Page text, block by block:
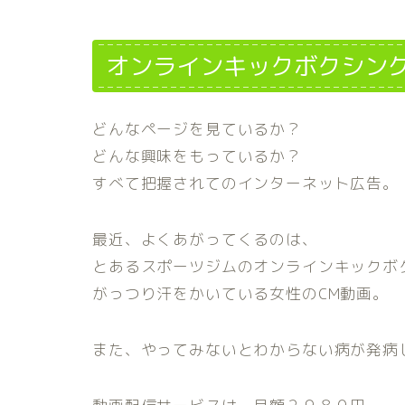
オンラインキックボクシン
どんなページを見ているか？
どんな興味をもっているか？
すべて把握されてのインターネット広告。
最近、よくあがってくるのは、
とあるスポーツジムのオンラインキックボ
がっつり汗をかいている女性のCM動画。
また、やってみないとわからない病が発病